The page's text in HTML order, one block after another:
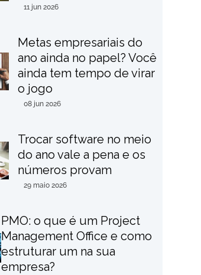
11 jun 2026
Metas empresariais do
ano ainda no papel? Você
ainda tem tempo de virar
o jogo
08 jun 2026
Trocar software no meio
do ano vale a pena e os
números provam
29 maio 2026
PMO: o que é um Project
Management Office e como
estruturar um na sua
empresa?